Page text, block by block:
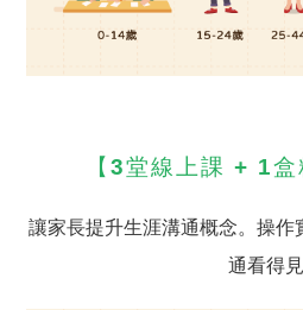
【3堂線上課 + 1盒
讓家長提升生涯溝通概念。操作
通看得見